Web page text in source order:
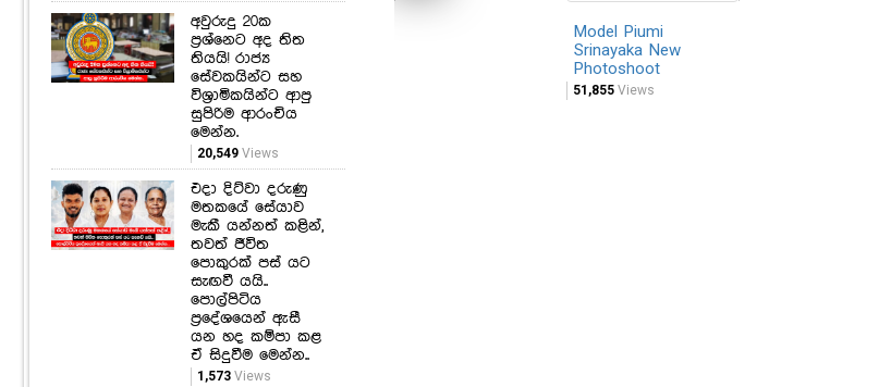
Model Piumi
Srinayaka New
Photoshoot
51,855 Views
අවුරුදු 20ක
ප්‍රශ්නෙට අද තිත
තියයි! රාජ්‍ය
සේවකයින්ට සහ
විශ්‍රාමිකයින්ට ආපු
සුපිරිම ආරංචිය
මෙන්න.
20,549Views
එදා දිට්වා දරුණු
මතකයේ සේයාව
මැකී යන්නත් කළින්,
තවත් ජීවිත
පොකුරක් පස් යට
සැඟවී යයි..
පොල්පිටිය
ප්‍රදේශයෙන් ඇසී
යන හද කම්පා කළ
ඒ සිදුවීම මෙන්න..
1,573Views